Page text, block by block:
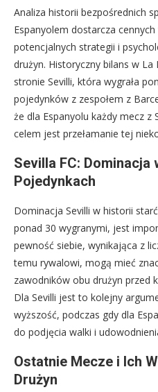
Analiza historii bezpośrednich
Espanyolem dostarcza
potencjalnych strategii i
drużyn. Historyczny bilans w
stronie Sevilli, która wygrała
pojedynków z zespołem z
że dla Espanyolu każdy mecz z
celem jest przełamanie tej
Sevilla FC: Dominacja
Pojedynkach
Dominacja Sevilli w historii
ponad 30 wygranymi, jest
pewność siebie, wynikająca z
temu rywalowi, mogą mieć
zawodników obu drużyn przed
Dla Sevilli jest to kolejny
wyższość, podczas gdy dla
do podjęcia walki i
Ostatnie Mecze i Ich
Drużyn